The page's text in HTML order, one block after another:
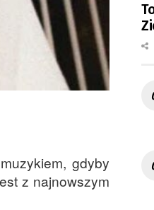
gdyby
z najnowszym